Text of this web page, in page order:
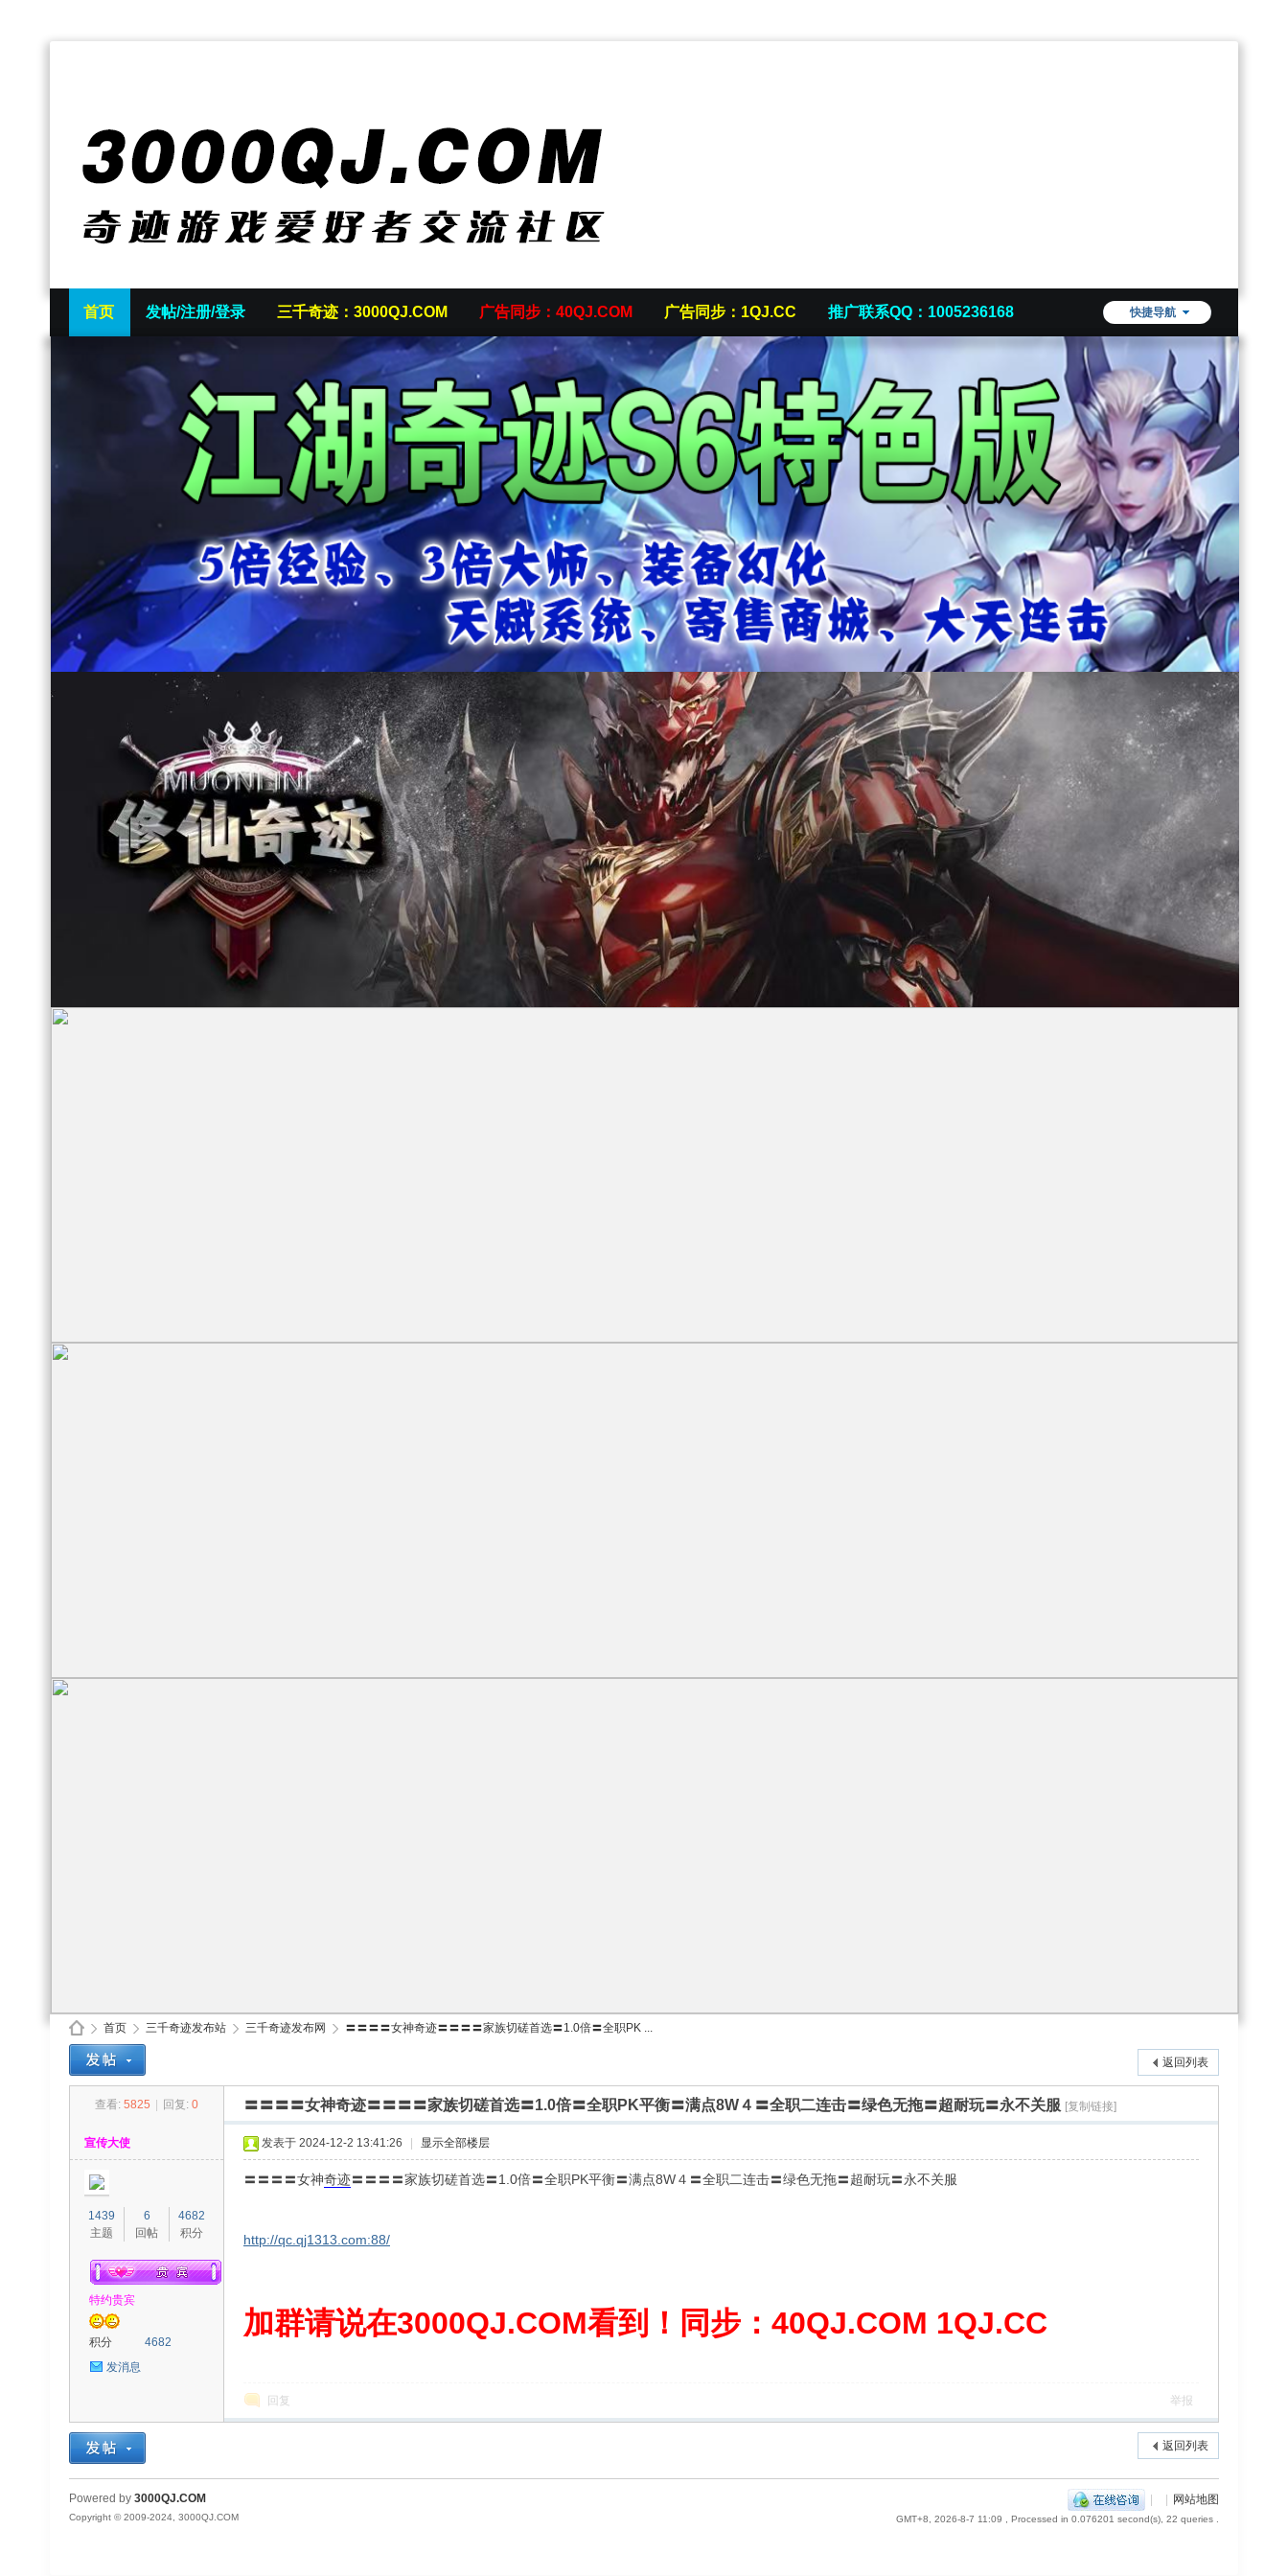
快捷导航
首页 发帖/注册/登录 三千奇迹：3000QJ.COM 广告同步：40QJ.COM 广告同步：1QJ.CC 推广联系QQ：1005236168
QJ
首页
›
三千奇迹发布站 三千奇迹发布网
›
〓〓〓〓女神奇迹〓〓〓〓家族切磋首选〓1.0倍〓全职PK ...
返回列表
查看: 5825 回复: 0 〓〓〓〓女神奇迹〓〓〓〓家族切磋首选〓1.0倍〓全职PK平衡〓满点8W４〓全职二连击〓绿色无拖〓超耐玩〓永不关服 [复制链接]
宣传大使
1439
主题
6
回帖
4682
积分
特约贵宾
积分
4682
发消息
发表于 2024-12-2 13:41:26 显示全部楼层
〓〓〓〓女神奇迹〓〓〓〓家族切磋首选〓1.0倍〓全职PK平衡〓满点8W４〓全职二连击〓绿色无拖〓超耐玩〓永不关服
http://qc.qj1313.com:88/
加群请说在3000QJ.COM看到！同步：40QJ.COM 1QJ.CC
回复 举报
返回列表
| | 网站地图
GMT+8, 2026-8-7 11:09 , Processed in 0.076201 second(s), 22 queries .
Powered by 3000QJ.COM
Copyright © 2009-2024, 3000QJ.COM